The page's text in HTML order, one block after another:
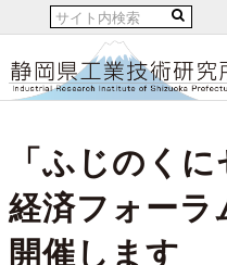
「ふじのく
経済フォーラ
開催します